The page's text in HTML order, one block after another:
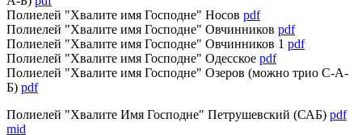
Полиелей "Хвалите имя Господне" Носов pdf
Полиелей "Хвалите имя Господне" Овчинников pdf
Полиелей "Хвалите имя Господне" Овчинников 1 pdf
Полиелей "Хвалите имя Господне" Одесское pdf
Полиелей "Хвалите имя Господне" Озеров (можно трио С-А-
Б) pdf
Полиелей "Хвалите Имя Господне" Петрушевский (САБ) pdf
mid